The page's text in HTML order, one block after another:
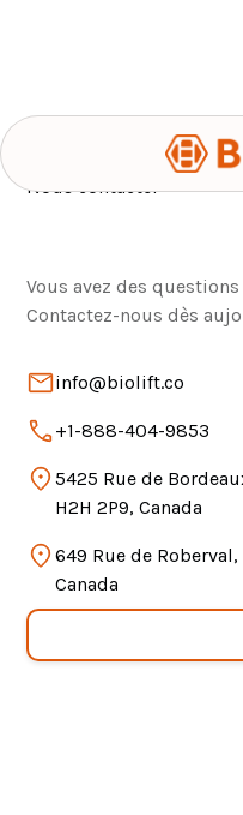
Nous contacter
Vous avez des
Contactez-nous dès
info@biolift.co
+1-888-404-9853
5425 Rue de
H2H 2P9, Canada
649 Rue de
Canada